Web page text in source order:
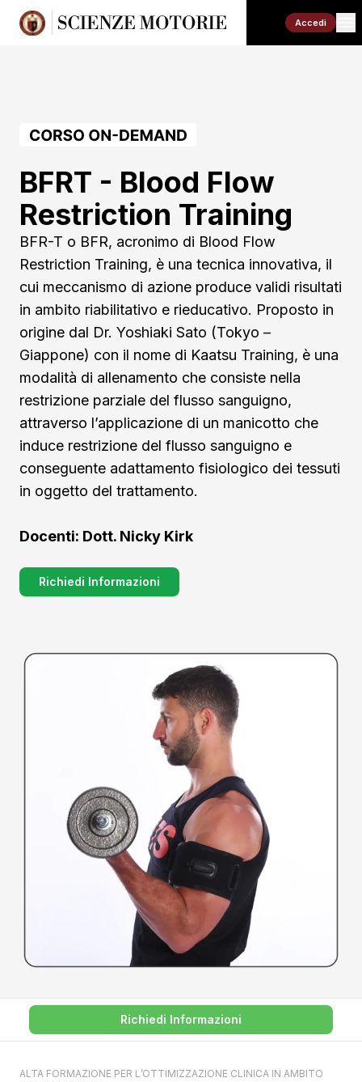
Accedi
BFRT - Blood Flow
Restriction Training
BFR-T o BFR, acronimo di Blood Flow
Restriction Training, è una tecnica innovativa, il
cui meccanismo di azione produce validi risultati
in ambito riabilitativo e rieducativo. Proposto in
origine dal Dr. Yoshiaki Sato (Tokyo –
Giappone) con il nome di Kaatsu Training, è una
modalità di allenamento che consiste nella
restrizione parziale del flusso sanguigno,
attraverso l’applicazione di un manicotto che
induce restrizione del flusso sanguigno e
conseguente adattamento fisiologico dei tessuti
in oggetto del trattamento.
Docenti: Dott. Nicky Kirk
Richiedi Informazioni
Richiedi Informazioni
ALTA FORMAZIONE PER L’OTTIMIZZAZIONE CLINICA IN AMBITO